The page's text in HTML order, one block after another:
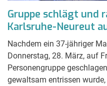
Gruppe schlägt und
Karlsruhe-Neureut
Nachdem ein 37-jähriger
Donnerstag, 28. März, auf
Personengruppe
gewaltsam entrissen